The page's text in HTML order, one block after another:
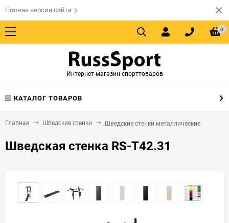
Полная версия сайта
0
Интернет-магазин спорттоваров
КАТАЛОГ ТОВАРОВ
Главная Шведские стенки Шведские стенки металлические
Шведская стенка RS-T42.31